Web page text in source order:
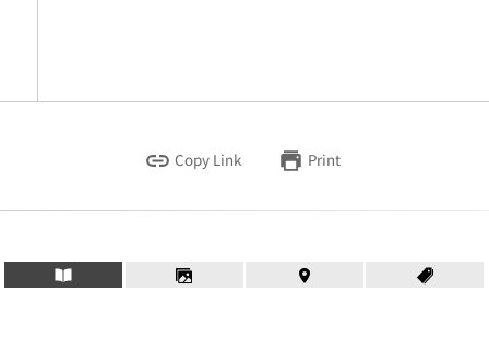
Copy Link Print